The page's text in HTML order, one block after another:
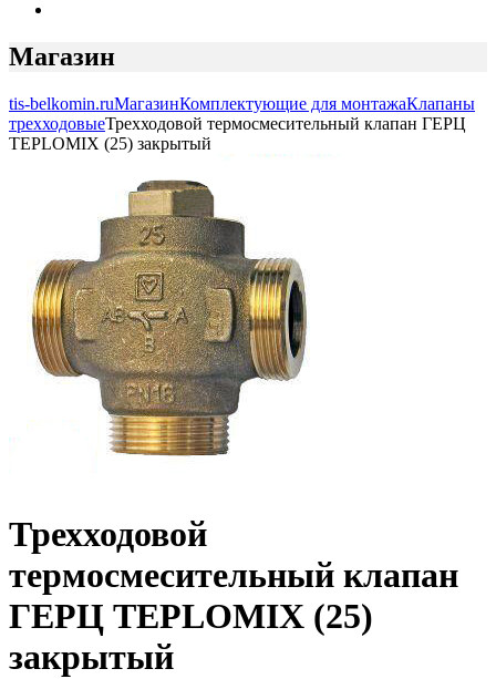
Магазин
tis-belkomin.ruМагазинКомплектующие для монтажаКлапаны
трехходовыеТрехходовой термосмесительный клапан ГЕРЦ
TEPLOMIX (25) закрытый
Трехходовой
термосмесительный клапан
ГЕРЦ TEPLOMIX (25)
закрытый